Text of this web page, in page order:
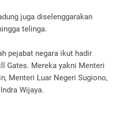
juga diselenggarakan
telinga.
pejabat negara ikut hadir
Gates. Mereka yakni Menteri
Menteri Luar Negeri Sugiono,
Wijaya.